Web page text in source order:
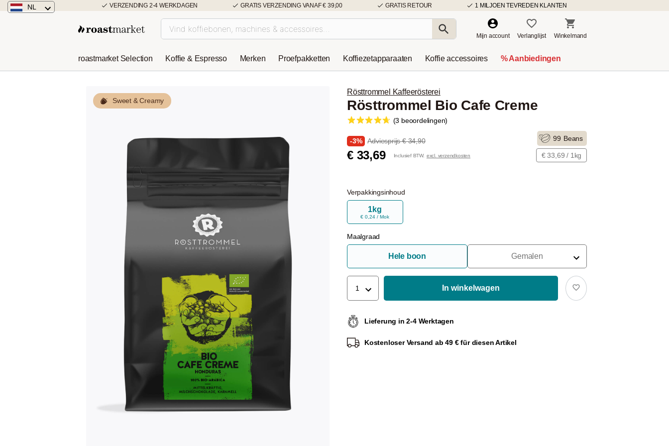
VERZENDING 2-4 WERKDAGEN GRATIS VERZENDING VANAF € 39,00 GRATIS RETOUR 1 MILJOEN TEVREDEN KLANTEN
NL
Österreich
Mijn account Verlanglijst Winkelmand
roastmarket Selection Koffie & Espresso Merken Proefpakketten Koffiezetapparaaten Koffie accessoires % Aanbiedingen
Sweet & Creamy
Rösttrommel Kaffeerösterei
Rösttrommel Bio Cafe Creme
(3 beoordelingen)
-3% Adviesprijs € 34,90
€ 33,69 Inclusief BTW. excl. verzendkosten
99 Beans
€ 33,69 / 1kg
Verpakkingsinhoud
1kg
€ 0,24 / Mok
Maalgraad
Hele boon Gemalen
Voor Portafilter
1 In winkelwagen
Lieferung in 2-4 Werktagen
Kostenloser Versand ab 49 € für diesen Artikel